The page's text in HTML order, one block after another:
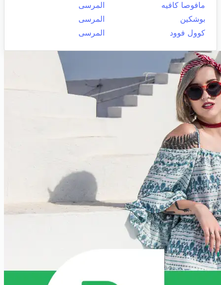
مافوصا كافيه
المرسى
بوشكين
المرسى
كوول فوود
المرسى